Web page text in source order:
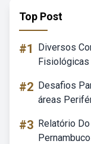
Top Post
#1
Diversos
#2 Desafios
áreas
#3 Relatório